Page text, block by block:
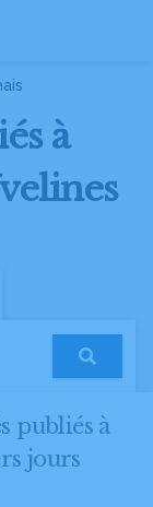
à
publiés à
jours